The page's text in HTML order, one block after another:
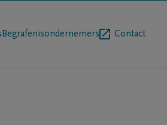
Begrafenisondernemers Contact